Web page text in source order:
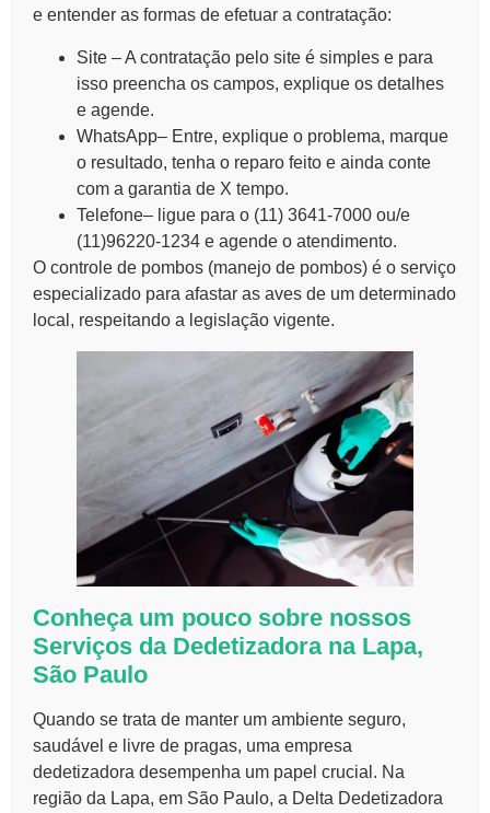
e entender as formas de efetuar a contratação:
Site – A contratação pelo site é simples e para
isso preencha os campos, explique os detalhes
e agende.
WhatsApp– Entre, explique o problema, marque
o resultado, tenha o reparo feito e ainda conte
com a garantia de X tempo.
Telefone– ligue para o (11) 3641-7000 ou/e
(11)96220-1234 e agende o atendimento.
O controle de pombos (manejo de pombos) é o serviço
especializado para afastar as aves de um determinado
local, respeitando a legislação vigente.
Conheça um pouco sobre nossos
Serviços da Dedetizadora na Lapa,
São Paulo
Quando se trata de manter um ambiente seguro,
saudável e livre de pragas, uma empresa
dedetizadora desempenha um papel crucial. Na
região da Lapa, em São Paulo, a Delta Dedetizadora